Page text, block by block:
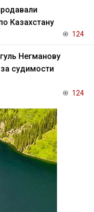
Казахстану
124
Негманову
судимости
124